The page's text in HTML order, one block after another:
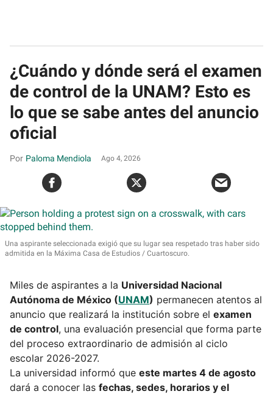
¿Cuándo y dónde será el examen
de control de la UNAM? Esto es
lo que se sabe antes del anuncio
oficial
Paloma Mendiola Ago 4, 2026
Una aspirante seleccionada exigió que su lugar sea respetado tras haber sido
admitida en la Máxima Casa de Estudios
Cuartoscuro.
Miles de aspirantes a la Universidad Nacional
Autónoma de México (UNAM) permanecen atentos al
anuncio que realizará la institución sobre el examen
de control, una evaluación presencial que forma parte
del proceso extraordinario de admisión al ciclo
escolar 2026-2027.
La universidad informó que este martes 4 de agosto
dará a conocer las fechas, sedes, horarios y el